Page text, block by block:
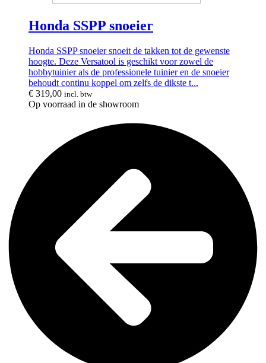
Honda SSPP snoeier
Honda SSPP snoeier snoeit de takken tot de gewenste
hoogte. Deze Versatool is geschikt voor zowel de
hobbytuinier als de professionele tuinier en de snoeier
behoudt continu koppel om zelfs de dikste t...
€ 319,00 incl. btw
Op voorraad in de showroom